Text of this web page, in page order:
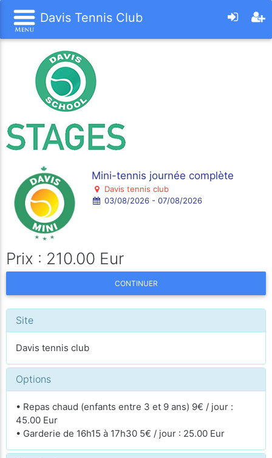
Davis Tennis Club
Mini-tennis journée complète
Davis tennis club
03/08/2026 - 07/08/2026
Prix : 210.00 Eur
CONTINUER
Site
Davis tennis club
Options
• Repas chaud (enfants entre 3 et 9 ans) 9€ / jour :
45.00 Eur
• Garderie de 16h15 à 17h30 5€ / jour : 25.00 Eur